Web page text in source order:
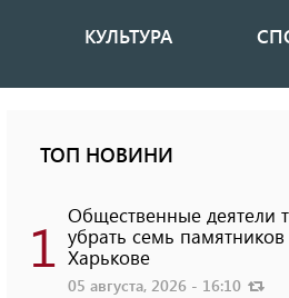
КУЛЬТУРА
ТОП НОВИНИ
1 Общественные деятели
убрать семь памятников
Харькове
05 августа, 2026 - 16:10